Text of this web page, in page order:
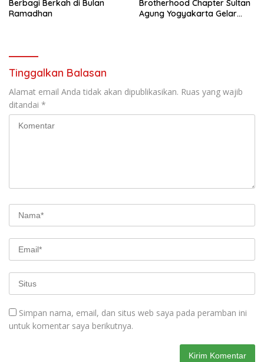
Berbagi Berkah di Bulan
Ramadhan
Brotherhood Chapter Sultan
Agung Yogyakarta Gelar
Tinggalkan Balasan
Alamat email Anda tidak akan dipublikasikan. Ruas yang wajib
ditandai *
Simpan nama, email, dan situs web saya pada peramban ini
untuk komentar saya berikutnya.